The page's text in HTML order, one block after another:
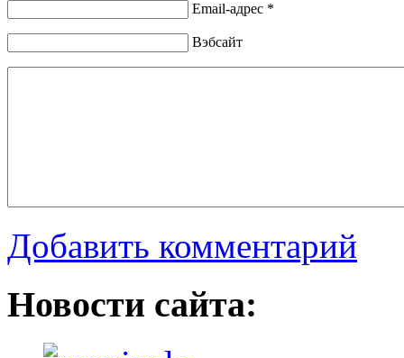
Email-адрес *
Вэбсайт
Добавить комментарий
Новости сайта: